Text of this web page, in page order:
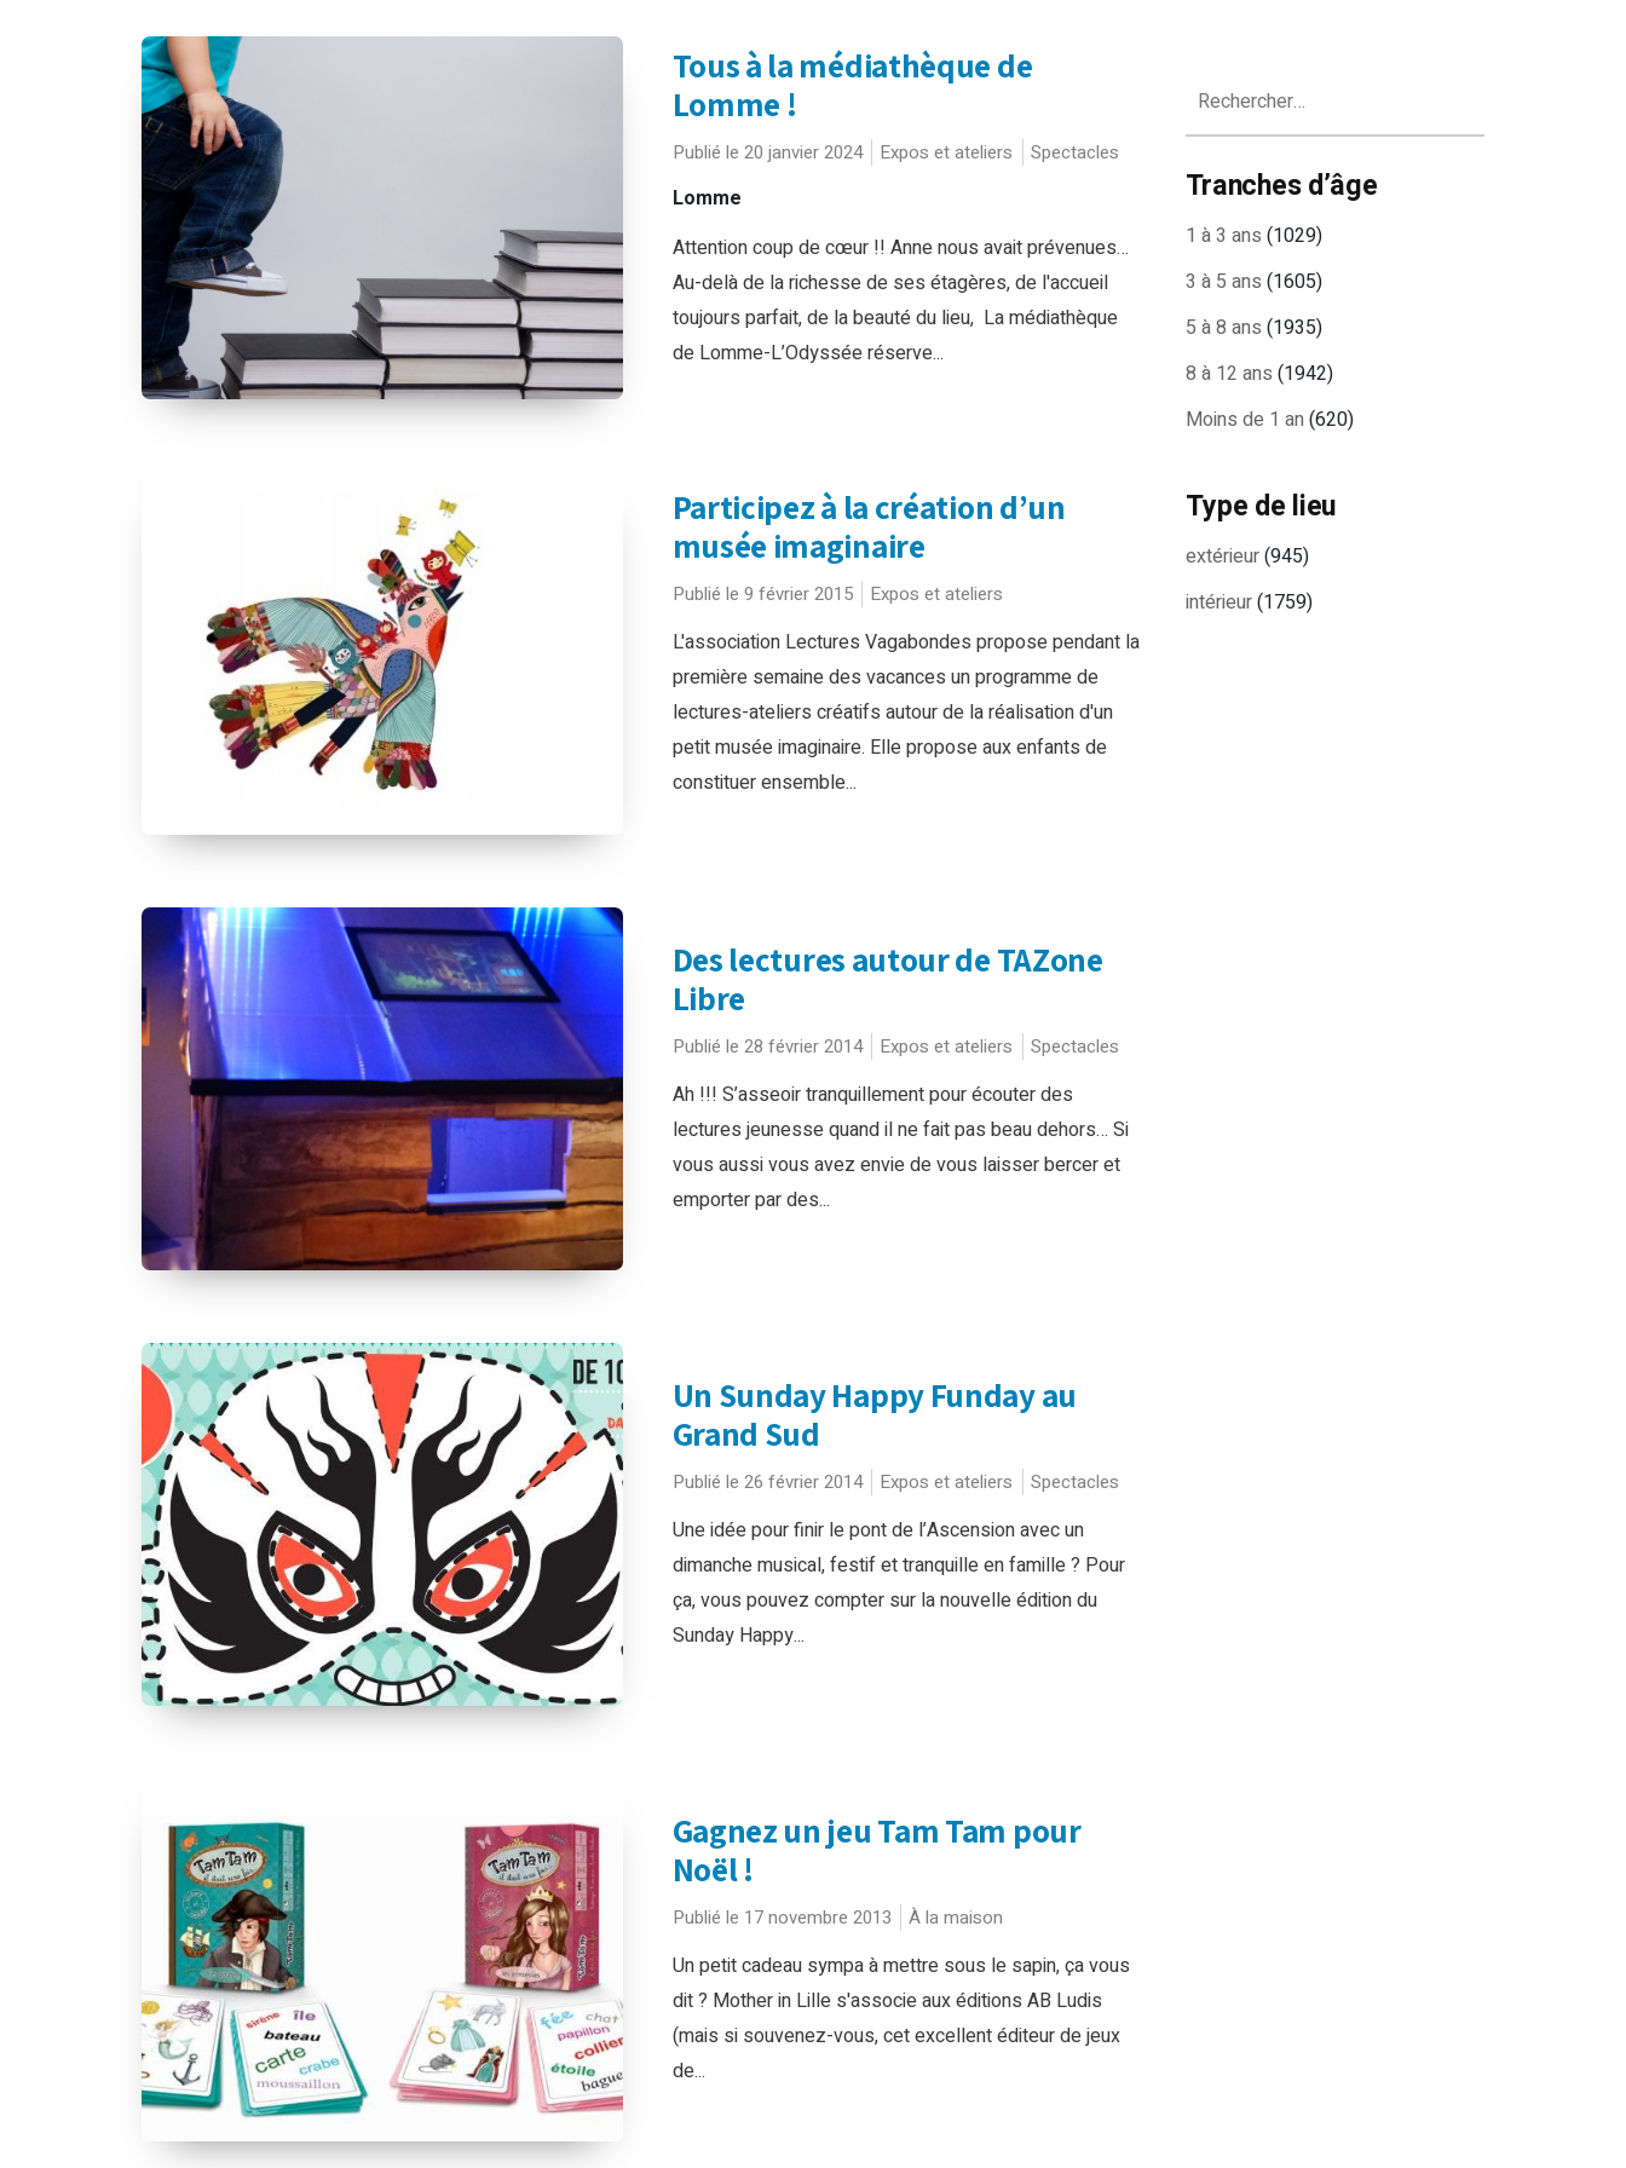
Tous à la médiathèque de
Lomme !
Publié le 20 janvier 2024 Expos et ateliers Spectacles
Lomme
Attention coup de cœur !! Anne nous avait prévenues…
Au-delà de la richesse de ses étagères, de l'accueil
toujours parfait, de la beauté du lieu, La médiathèque
de Lomme-L’Odyssée réserve...
Participez à la création d’un
musée imaginaire
Publié le 9 février 2015 Expos et ateliers
L'association Lectures Vagabondes propose pendant la
première semaine des vacances un programme de
lectures-ateliers créatifs autour de la réalisation d'un
petit musée imaginaire. Elle propose aux enfants de
constituer ensemble...
Des lectures autour de TAZone
Libre
Publié le 28 février 2014 Expos et ateliers Spectacles
Ah !!! S’asseoir tranquillement pour écouter des
lectures jeunesse quand il ne fait pas beau dehors… Si
vous aussi vous avez envie de vous laisser bercer et
emporter par des...
Un Sunday Happy Funday au
Grand Sud
Publié le 26 février 2014 Expos et ateliers Spectacles
Une idée pour finir le pont de l’Ascension avec un
dimanche musical, festif et tranquille en famille ? Pour
ça, vous pouvez compter sur la nouvelle édition du
Sunday Happy...
Gagnez un jeu Tam Tam pour
Noël !
Publié le 17 novembre 2013 À la maison
Un petit cadeau sympa à mettre sous le sapin, ça vous
dit ? Mother in Lille s'associe aux éditions AB Ludis
(mais si souvenez-vous, cet excellent éditeur de jeux
de...
Tranches d’âge
1 à 3 ans (1029)
3 à 5 ans (1605)
5 à 8 ans (1935)
8 à 12 ans (1942)
Moins de 1 an (620)
Type de lieu
extérieur(945)
intérieur(1759)